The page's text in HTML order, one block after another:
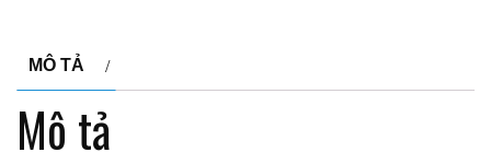
MÔ TẢ
Mô tả